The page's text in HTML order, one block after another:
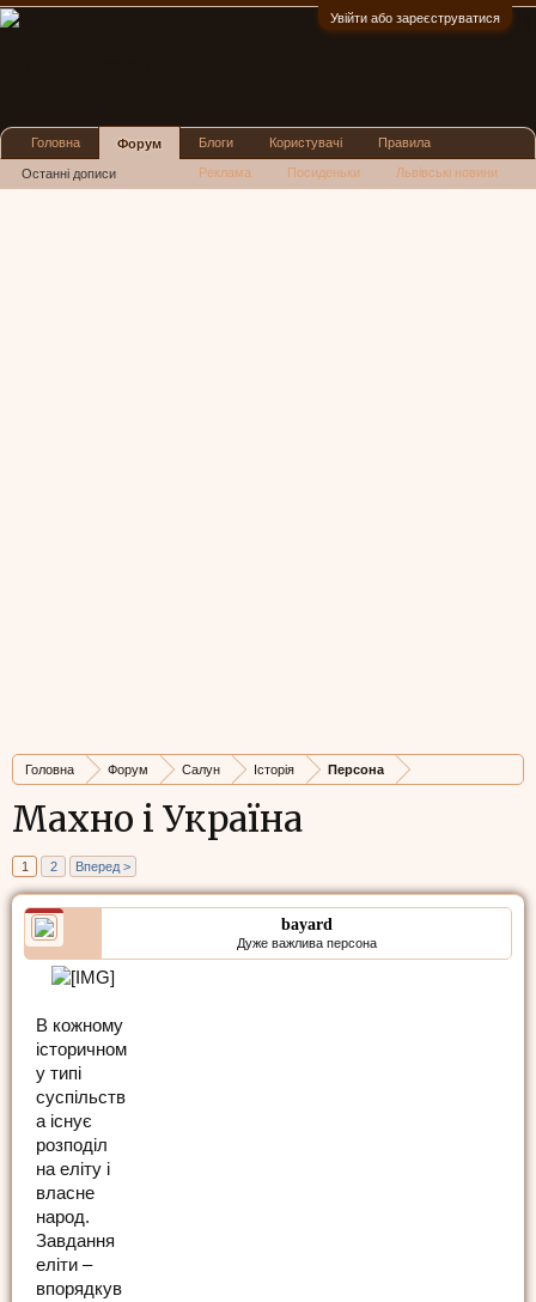
Увійти або зареєструватися
Головна Форум Салун Історія Персона
Махно і Україна
1 2 Вперед >
bayard
Дуже важлива персона
В кожному
історичном
у типі
суспільств
а існує
розподіл
на еліту і
власне
народ.
Завдання
еліти –
впорядкув
Головна Форум
Останні дописи
Блоги Користувачі Правила
Реклама Посиденьки Львівські новини